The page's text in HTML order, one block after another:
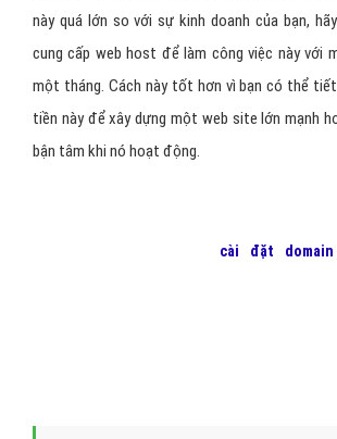
này quá lớn so với sự kinh doanh của bạn,
cung cấp web host để làm công việc này với
một tháng. Cách này tốt hơn vì bạn có thể
tiền này để xây dựng một web site lớn mạnh
bận tâm khi nó hoạt động.
cài đặt